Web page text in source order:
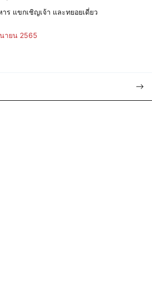
ร แขกเชิญเจ้า และทยอยเดี่ยว
ายน 2565